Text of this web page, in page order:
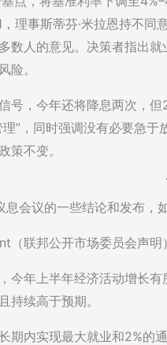
，理事斯蒂芬·米拉恩持不
数人的意见。决策者指出
险。
号，今年还将降息两次，
理”，同时强调没有必要急
策不变。
会议的一些结论和发布，如
（联邦公开市场委员会声明
今年上半年经济活动增长
持续高于预期。
期内实现最大就业和2%的